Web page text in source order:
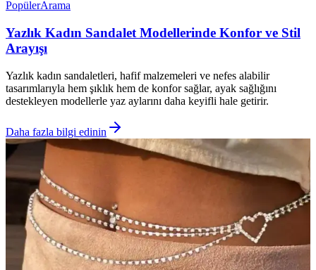
PopülerArama
Yazlık Kadın Sandalet Modellerinde Konfor ve Stil
Arayışı
Yazlık kadın sandaletleri, hafif malzemeleri ve nefes alabilir
tasarımlarıyla hem şıklık hem de konfor sağlar, ayak sağlığını
destekleyen modellerle yaz aylarını daha keyifli hale getirir.
Daha fazla bilgi edinin